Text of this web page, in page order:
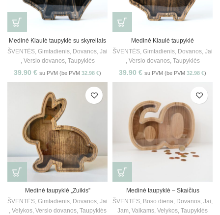
Medinė Kiaulė taupyklė su skyreliais
ŠVENTĖS, Gimtadienis, Dovanos, Jai
, Verslo dovanos, Taupyklės
39.90 € su PVM (be PVM 32.98 €)
Medinė Kiaulė taupyklė
ŠVENTĖS, Gimtadienis, Dovanos, Jai
, Verslo dovanos, Taupyklės
39.90 € su PVM (be PVM 32.98 €)
Medinė taupyklė „Zuikis”
ŠVENTĖS, Gimtadienis, Dovanos, Jai
, Velykos, Verslo dovanos, Taupyklės
Medinė taupyklė – Skaičius
ŠVENTĖS, Boso diena, Dovanos, Jai,
Jam, Vaikams, Velykos, Taupyklės